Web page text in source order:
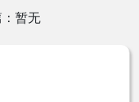
暂无